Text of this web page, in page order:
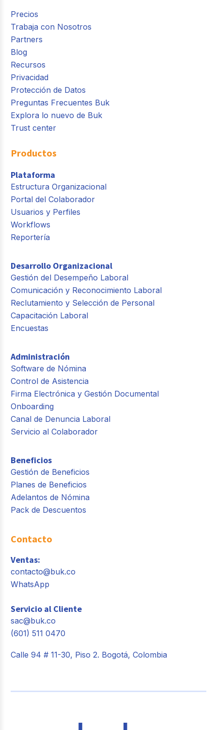
Precios
Trabaja con Nosotros
Partners
Blog
Recursos
Privacidad
Protección de Datos
Preguntas Frecuentes Buk
Explora lo nuevo de Buk
Trust center
Productos
Plataforma
Estructura Organizacional
Portal del Colaborador
Usuarios y Perfiles
Workflows
Reportería
Desarrollo Organizacional
Gestión del Desempeño Laboral
Comunicación y Reconocimiento Laboral
Reclutamiento y Selección de Personal
Capacitación Laboral
Encuestas
Administración
Software de Nómina
Control de Asistencia
Firma Electrónica y Gestión Documental
Onboarding
Canal de Denuncia Laboral
Servicio al Colaborador
Beneficios
Gestión de Beneficios
Planes de Beneficios
Adelantos de Nómina
Pack de Descuentos
Contacto
Ventas:
contacto@buk.co
WhatsApp
Servicio al Cliente
sac@buk.co
(601) 511 0470
Calle 94 # 11-30, Piso 2. Bogotá, Colombia